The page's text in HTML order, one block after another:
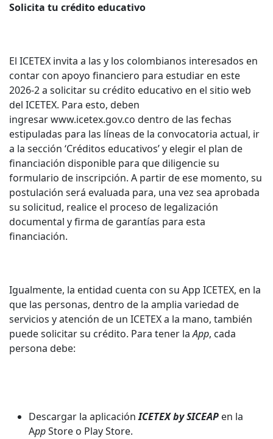
Solicita tu crédito educativo
El ICETEX invita a las y los colombianos interesados en
contar con apoyo financiero para estudiar en este
2026-2 a solicitar su crédito educativo en el sitio web
del ICETEX. Para esto, deben
ingresar www.icetex.gov.co dentro de las fechas
estipuladas para las líneas de la convocatoria actual, ir
a la sección ‘Créditos educativos’ y elegir el plan de
financiación disponible para que diligencie su
formulario de inscripción. A partir de ese momento, su
postulación será evaluada para, una vez sea aprobada
su solicitud, realice el proceso de legalización
documental y firma de garantías para esta
financiación.
Igualmente, la entidad cuenta con su App ICETEX, en la
que las personas, dentro de la amplia variedad de
servicios y atención de un ICETEX a la mano, también
puede solicitar su crédito. Para tener laApp, cada
persona debe:
Descargar la aplicaciónICETEX by SICEAP en la
AppStore o Play Store.